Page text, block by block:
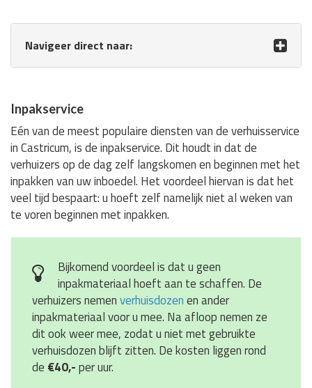
Navigeer direct naar:
Inpakservice
Eén van de meest populaire diensten van de verhuisservice
in Castricum, is de inpakservice. Dit houdt in dat de
verhuizers op de dag zelf langskomen en beginnen met het
inpakken van uw inboedel. Het voordeel hiervan is dat het
veel tijd bespaart: u hoeft zelf namelijk niet al weken van
te voren beginnen met inpakken.
Bijkomend voordeel is dat u geen
inpakmateriaal hoeft aan te schaffen. De
verhuizers nemenverhuisdozenen ander
inpakmateriaal voor u mee. Na afloop nemen ze
dit ook weer mee, zodat u niet met gebruikte
verhuisdozen blijft zitten. De kosten liggen rond
de €40,-per uur.